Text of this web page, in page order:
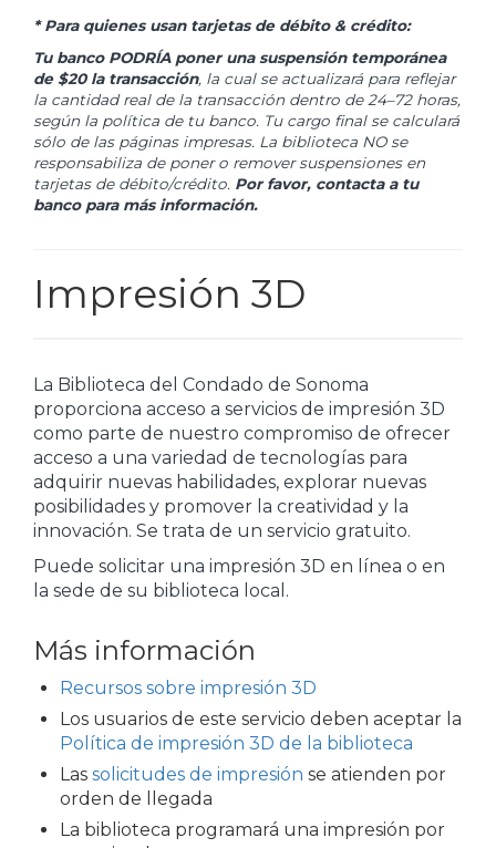
* Para quienes usan tarjetas de débito & crédito:
Tu banco PODRÍA poner una suspensión temporánea
de $20 la transacción, la cual se actualizará para reflejar
la cantidad real de la transacción dentro de 24–72 horas,
según la política de tu banco. Tu cargo final se calculará
sólo de las páginas impresas. La biblioteca NO se
responsabiliza de poner o remover suspensiones en
tarjetas de débito/crédito. Por favor, contacta a tu
banco para más información.
Impresión 3D
La Biblioteca del Condado de Sonoma
proporciona acceso a servicios de impresión 3D
como parte de nuestro compromiso de ofrecer
acceso a una variedad de tecnologías para
adquirir nuevas habilidades, explorar nuevas
posibilidades y promover la creatividad y la
innovación. Se trata de un servicio gratuito.
Puede solicitar una impresión 3D en línea o en
la sede de su biblioteca local.
Más información
Recursos sobre impresión 3D
Los usuarios de este servicio deben aceptar la
Política de impresión 3D de la biblioteca
Las solicitudes de impresión se atienden por
orden de llegada
La biblioteca programará una impresión por